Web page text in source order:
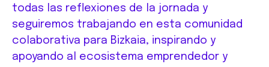
todas las reflexiones de la jornada y
seguiremos trabajando en esta comunidad
colaborativa para Bizkaia, inspirando y
apoyando al ecosistema emprendedor y